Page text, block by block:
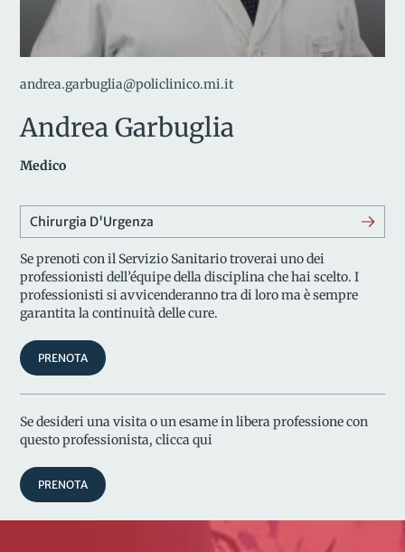
andrea.garbuglia@policlinico.mi.it
Andrea Garbuglia
Medico
Chirurgia D'Urgenza
Se prenoti con il Servizio Sanitario troverai uno dei
professionisti dell’équipe della disciplina che hai scelto. I
professionisti si avvicenderanno tra di loro ma è sempre
garantita la continuità delle cure.
PRENOTA
Se desideri una visita o un esame in libera professione con
questo professionista, clicca qui
PRENOTA